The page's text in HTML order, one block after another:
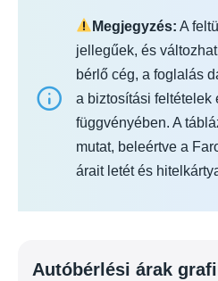
Megjegyzés: A
jellegűek, és
bérlő cég, a foglalás
a biztosítási feltételek
függvényében. A
mutat, beleértve a
árait letét és
Autóbérlési árak